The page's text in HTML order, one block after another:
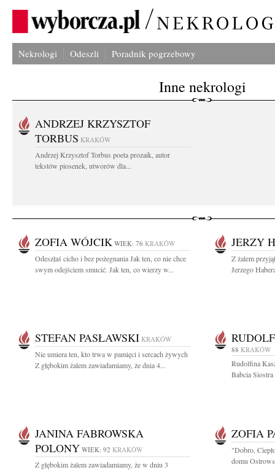
Nekrologi Odeszli Poradnik pogrzebowy
Inne nekrologi
ANDRZEJ KRZYSZTOF
TORBUS KRAKÓW
Andrzej Krzysztof Torbus poeta prozaik, autor
tekstów piosenek, utworów dla...
ZOFIA WÓJCIK WIEK: 76 KRAKÓW
Odeszłaś cicho i bez pożegnania Jak ten, co nie chce
swym odejściem smucić. Jak ten, co wierzy w...
JERZY
Z żalem
Jerzego
STEFAN PASŁAWSKI KRAKÓW
Nie umiera ten, kto trwa w pamięci i sercach żywych
Z głębokim żalem zawiadamiamy, że dnia 4...
88 KRAKÓW
Rudolfina
Babcia
JANINA FABROWSKA
POLONY WIEK: 92 KRAKÓW
Z głębokim żalem zawiadamiamy, że w dniu 3
ZOFIA
"Dobro,
domu